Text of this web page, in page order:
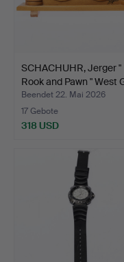
SCHACHUHR, Jerger "
Rook and Pawn " West
Beendet 22. Mai 2026
17 Gebote
318 USD